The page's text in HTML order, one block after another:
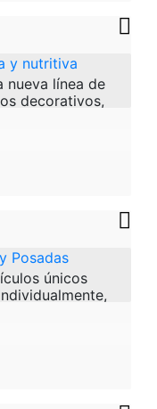
y nutritiva
nueva línea de
decorativos,
Alemania.
alta calidad que
Posadas
únicos